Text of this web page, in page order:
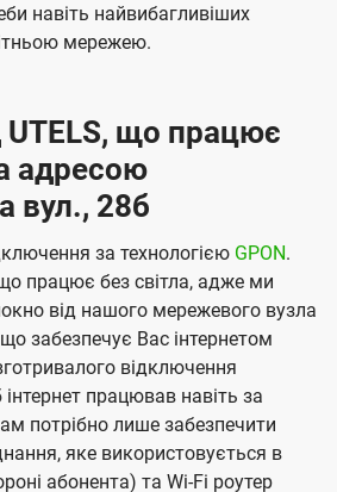
навіть найвибагливіших
мережею.
UTELS, що працює
адресою
вул., 28б
за технологією GPON.
що працює без світла, адже ми
від нашого мережевого вузла
забезпечує Вас інтернетом
відключення
працював навіть за
потрібно лише забезпечити
яке використовується в
абонента) та Wi-Fi роутер